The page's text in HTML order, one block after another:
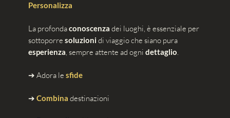
Personalizza
La profondaconoscenza dei luoghi, è essenziale per
sottoporre soluzionidi viaggio che siano pura
esperienza, sempre attente ad ogni dettaglio.
➔ Adora le sfide
➔ Combina destinazioni